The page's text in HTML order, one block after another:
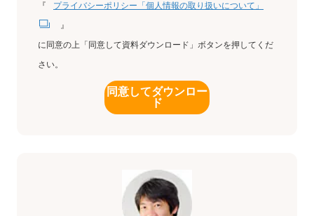
『
プライバシーポリシー「個人情報の取り扱いについて」
』
に同意の上「同意して資料ダウンロード」ボタンを押してくだ
さい。
同意してダウンロー
ド